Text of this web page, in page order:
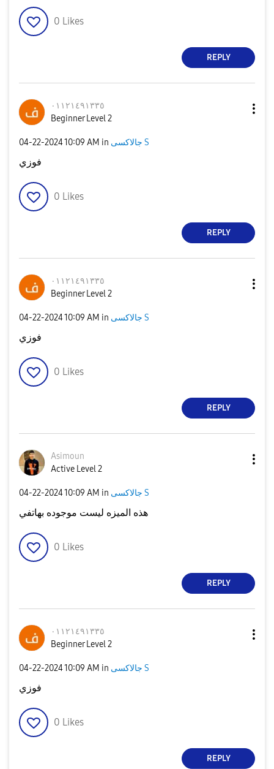
0 Likes
REPLY
٠١١٢١٤٩١٣٣٥
Beginner Level 2
‎04-22-202410:09 AM in جالاكسى S
فوزي
0 Likes
REPLY
٠١١٢١٤٩١٣٣٥
Beginner Level 2
‎04-22-202410:09 AM in جالاكسى S
فوزي
0 Likes
REPLY
Asimoun
Active Level 2
‎04-22-202410:09 AM in جالاكسى S
هذه الميزه ليست موجوده بهاتفي
0 Likes
REPLY
٠١١٢١٤٩١٣٣٥
Beginner Level 2
‎04-22-202410:09 AM in جالاكسى S
فوزي
0 Likes
REPLY